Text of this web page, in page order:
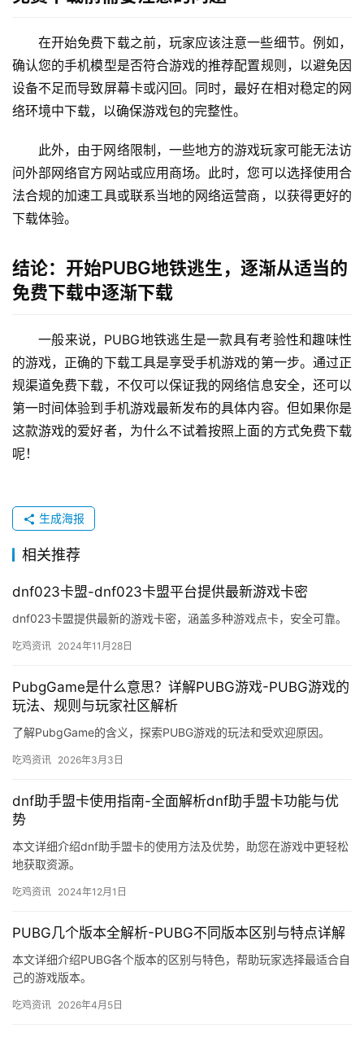
在开始免费下载之前，玩家应该注意一些细节。例如，
确认您的手机模型是否符合游戏的推荐配置规则，以避免因
设备不足而导致屏幕卡或闪回。同时，最好在相对稳定的网
络环境中下载，以确保游戏包的完整性。
此外，由于网络限制，一些地方的游戏玩家可能无法访
问外部网络官方网站或应用商场。此时，您可以选择使用合
法合规的加速工具或联系当地的网络运营商，以获得更好的
下载体验。
结论：开始PUBG地铁逃生，逐渐从适当的
免费下载中逐渐下载
一般来说，PUBG地铁逃生是一款具有考验性和趣味性
的游戏，正确的下载工具是享受手机游戏的第一步。通过正
规渠道免费下载，不仅可以保证我的网络信息安全，还可以
第一时间体验到手机游戏最新发布的具体内容。但如果你是
这款游戏的爱好者，为什么不试着按照上面的方式免费下载
呢！
生成海报
相关推荐
dnf023卡盟-dnf023卡盟平台提供最新游戏卡密
dnf023卡盟提供最新的游戏卡密，涵盖多种游戏点卡，安全可靠。
吃鸡资讯 2024年11月28日
PubgGame是什么意思？详解PUBG游戏-PUBG游戏的
玩法、规则与玩家社区解析
了解PubgGame的含义，探索PUBG游戏的玩法和受欢迎原因。
吃鸡资讯 2026年3月3日
dnf助手盟卡使用指南-全面解析dnf助手盟卡功能与优
势
本文详细介绍dnf助手盟卡的使用方法及优势，助您在游戏中更轻松
地获取资源。
吃鸡资讯 2024年12月1日
PUBG几个版本全解析-PUBG不同版本区别与特点详解
本文详细介绍PUBG各个版本的区别与特色，帮助玩家选择最适合自
己的游戏版本。
吃鸡资讯 2026年4月5日